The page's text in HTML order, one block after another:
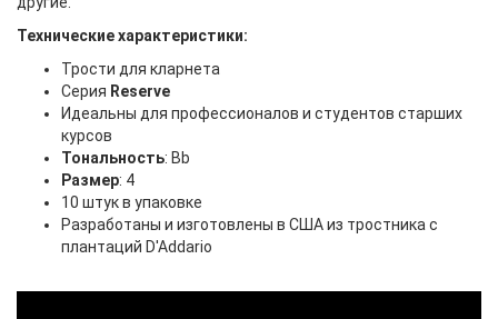
Технические характеристики:
Трости для кларнета
Серия Reserve
Идеальны для профессионалов и студентов старших
курсов
Тональность: Bb
Размер: 4
10 штук в упаковке
Разработаны и изготовлены в США из тростника с
плантаций D'Addario